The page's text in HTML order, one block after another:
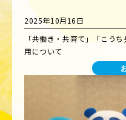
2025年10月16日
「共働き・共育て」「こう
用について